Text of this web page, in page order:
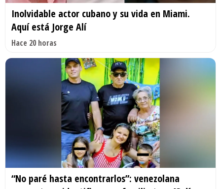
Inolvidable actor cubano y su vida en Miami.
Aquí está Jorge Alí
Hace 20 horas
“No paré hasta encontrarlos”: venezolana